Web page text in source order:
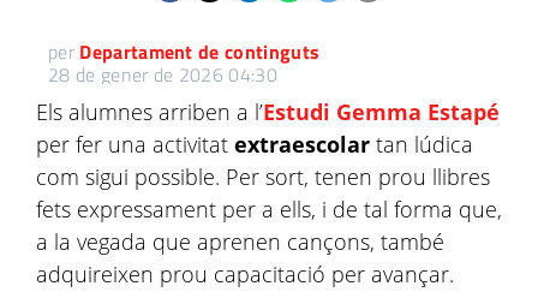
per Departament de continguts
28 de gener de 2026 04:30
Els alumnes arriben a l’Estudi Gemma Estapé
per fer una activitat extraescolar tan lúdica
com sigui possible. Per sort, tenen prou llibres
fets expressament per a ells, i de tal forma que,
a la vegada que aprenen cançons, també
adquireixen prou capacitació per avançar.